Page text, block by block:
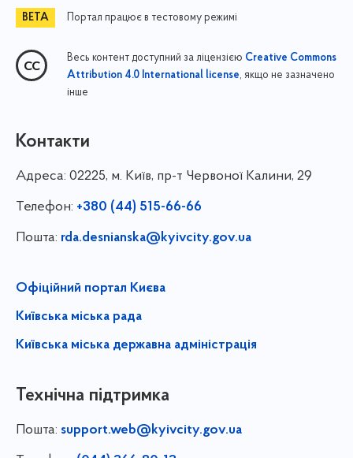
Портал працює в тестовому режимі
Весь контент доступний за ліцензією Creative Commons
Attribution 4.0 International license, якщо не зазначено
інше
Контакти
Адреса: 02225, м. Київ, пр-т Червоної Калини, 29
Телефон: +380 (44) 515-66-66
Пошта: rda.desnianska@kyivcity.gov.ua
Офіційний портал Києва
Київська міська рада
Київська міська державна адміністрація
Технічна підтримка
Пошта: support.web@kyivcity.gov.ua